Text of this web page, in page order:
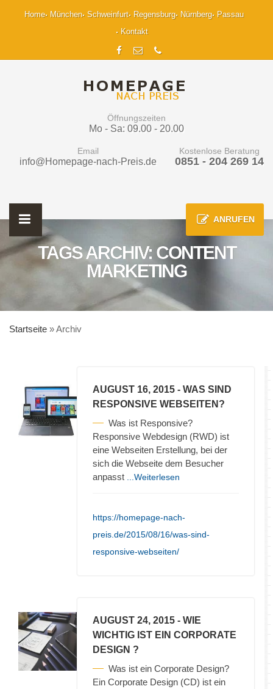
Home München Schweinfurt Regensburg Nürnberg
Passau
Kontakt
Öffnungszeiten
Mo - Sa: 09.00 - 20.00
Email
info@Homepage-nach-Preis.de
Kostenlose Beratung
0851 - 204 269 14
ANRUFEN
TAGS ARCHIV: CONTENT
MARKETING
Startseite »Archiv
AUGUST 16, 2015 - WAS SIND
RESPONSIVE WEBSEITEN?
Was ist Responsive?
Responsive Webdesign (RWD) ist
eine Webseiten Erstellung, bei der
sich die Webseite dem Besucher
anpasst
...Weiterlesen
https://homepage-nach-
preis.de/2015/08/16/was-sind-
responsive-webseiten/
AUGUST 24, 2015 - WIE
WICHTIG IST EIN CORPORATE
DESIGN ?
Was ist ein Corporate Design?
Ein Corporate Design (CD) ist ein